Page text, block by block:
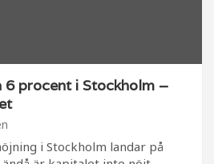
6 procent i Stockholm –
i Stockholm landar på